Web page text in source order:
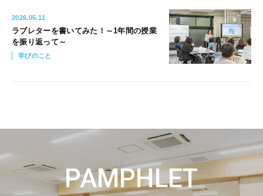
2026.05.11
ラブレターを書いてみた！～1年間の授業
を振り返って～
学びのこと
PAMPHLET